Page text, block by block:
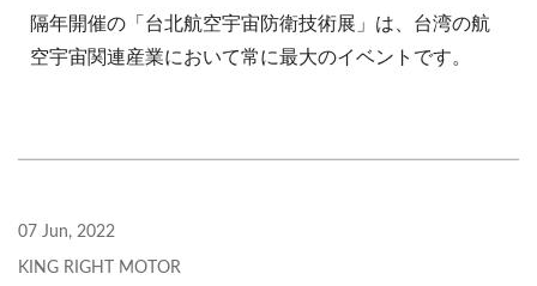
隔年開催の「台北航空宇宙防衛技術展」は、台湾の航
空宇宙関連産業において常に最大のイベントです。
07 Jun, 2022
KING RIGHT MOTOR